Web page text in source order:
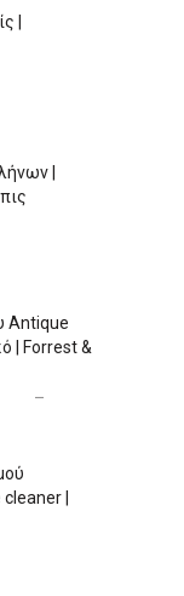
|
|
Antique
| Forrest &
–
through
|